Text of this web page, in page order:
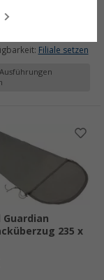
Filiale setzen
Guardian
235 x